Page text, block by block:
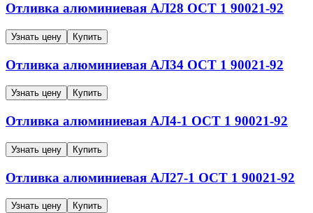
Отливка алюминиевая АЛ28 ОСТ 1 90021-92
Узнать цену Купить
Отливка алюминиевая АЛ34 ОСТ 1 90021-92
Узнать цену Купить
Отливка алюминиевая АЛ4-1 ОСТ 1 90021-92
Узнать цену Купить
Отливка алюминиевая АЛ27-1 ОСТ 1 90021-92
Узнать цену Купить